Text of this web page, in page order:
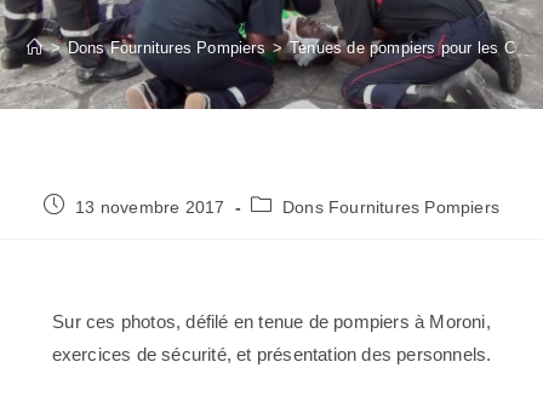
> Dons Fournitures Pompiers > Tenues de pompiers pour les
13 novembre 2017 Dons Fournitures Pompiers
Sur ces photos, défilé en tenue de pompiers à Moroni,
exercices de sécurité, et présentation des personnels.